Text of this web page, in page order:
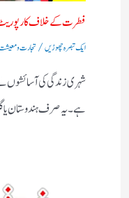
فطرت کے خلاف
ایک تبصرہ چھوڑیں/تجارت و
شہری زندگی کی آسائشوں نے
ہے۔ یہ صرف ہندوستان یا